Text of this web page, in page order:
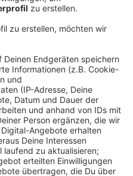
kreativ.
vor Ort stattfinden kann
muss die Ausstellung zu
haben sich die Macher
Weihnachten" des kult
Ausstellung ist